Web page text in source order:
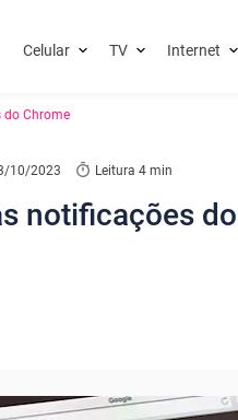
Celular TV Internet
Chrome
10/2023 Leitura 4 min
notificações